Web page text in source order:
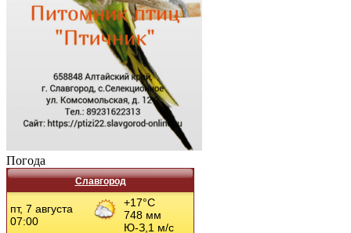
Погода
Славгород